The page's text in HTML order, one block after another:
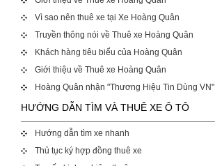
Vì sao nên thuê xe tại Xe Hoàng Quân
Truyền thông nói về Thuê xe Hoàng Quân
Khách hàng tiêu biểu của Hoàng Quân
Giới thiệu về Thuê xe Hoàng Quân
Hoàng Quân nhận "Thương Hiệu Tin Dùng VN"
HƯỚNG DẪN TÌM VÀ THUÊ XE Ô TÔ
Hướng dẫn tìm xe nhanh
Thủ tục ký hợp đồng thuê xe